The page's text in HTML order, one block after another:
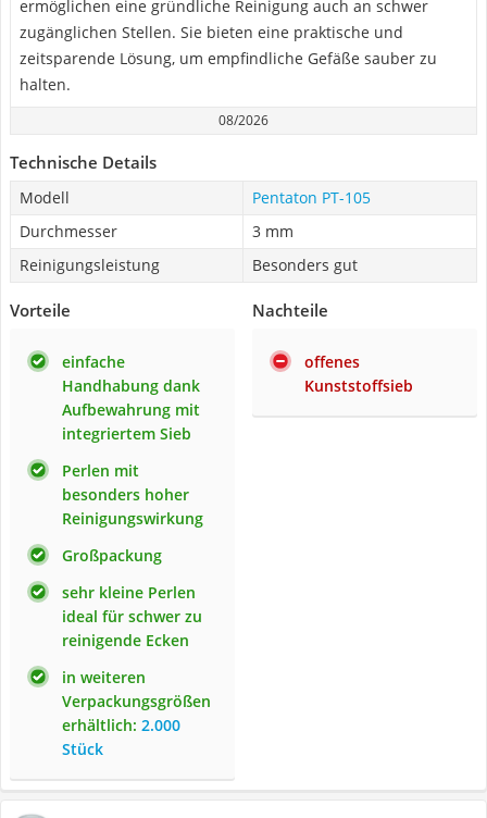
ermöglichen eine gründliche Reinigung auch an schwer
zugänglichen Stellen. Sie bieten eine praktische und
zeitsparende Lösung, um empfindliche Gefäße sauber zu
halten.
08/2026
Technische Details
Modell
Pentaton PT-105
Durchmesser
3 mm
Reinigungsleistung
Besonders gut
Vorteile
einfache
Handhabung dank
Aufbewahrung mit
integriertem Sieb
Perlen mit
besonders hoher
Reinigungswirkung
Großpackung
sehr kleine Perlen
ideal für schwer zu
reinigende Ecken
in weiteren
Verpackungsgrößen
erhältlich: 2.000
Stück
Nachteile
offenes
Kunststoffsieb